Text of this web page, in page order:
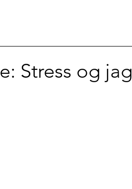
Stress og jag